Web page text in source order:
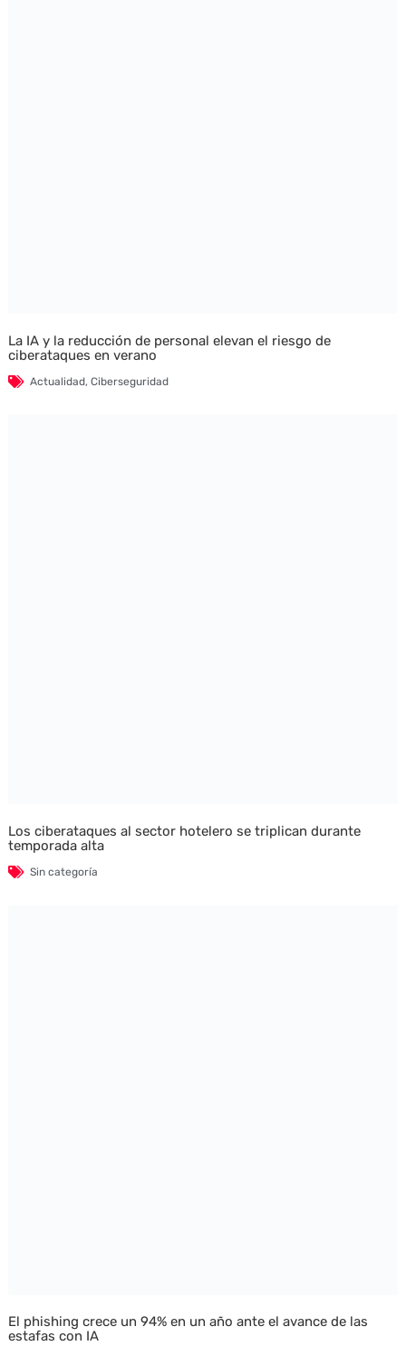
La IA y la reducción de personal elevan el riesgo de
ciberataques en verano
Actualidad, Ciberseguridad
Los ciberataques al sector hotelero se triplican durante
temporada alta
Sin categoría
El phishing crece un 94% en un año ante el avance de las
estafas con IA